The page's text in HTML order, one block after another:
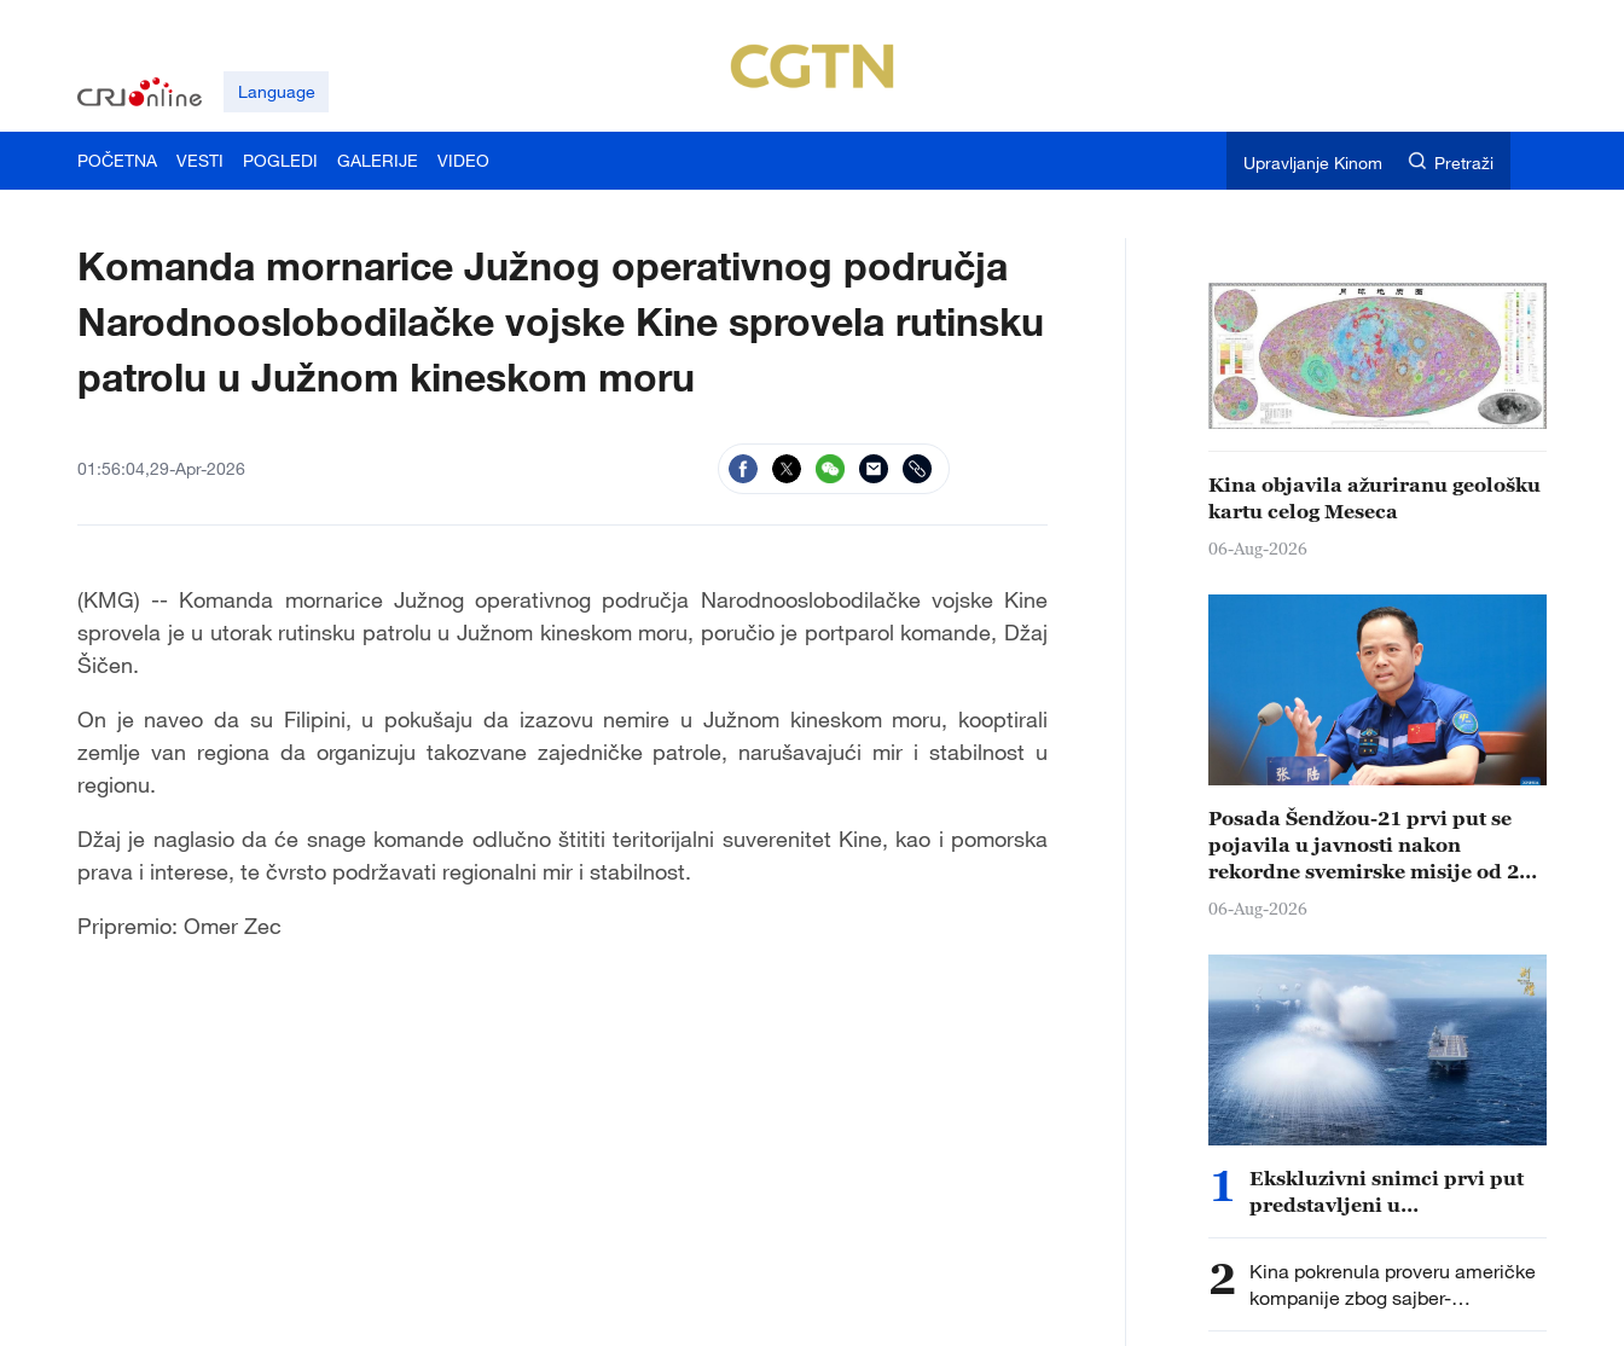
Language
POČETNA VESTI POGLEDI GALERIJE VIDEO Upravljanje Kinom Pretraži
Komanda mornarice Južnog operativnog područja
Narodnooslobodilačke vojske Kine sprovela rutinsku
patrolu u Južnom kineskom moru
01:56:04,29-Apr-2026
(KMG) -- Komanda mornarice Južnog operativnog područja Narodnooslobodilačke vojske Kine
sprovela je u utorak rutinsku patrolu u Južnom kineskom moru, poručio je portparol komande, Džaj
Šičen.
On je naveo da su Filipini, u pokušaju da izazovu nemire u Južnom kineskom moru, kooptirali
zemlje van regiona da organizuju takozvane zajedničke patrole, narušavajući mir i stabilnost u
regionu.
Džaj je naglasio da će snage komande odlučno štititi teritorijalni suverenitet Kine, kao i pomorska
prava i interese, te čvrsto podržavati regionalni mir i stabilnost.
Pripremio: Omer Zec
Kina objavila ažuriranu geološku
kartu celog Meseca
06-Aug-2026
Posada Šendžou-21 prvi put se
pojavila u javnosti nakon
rekordne svemirske misije od 210
dana
06-Aug-2026
1
Ekskluzivni snimci prvi put
predstavljeni u
2
Kina pokrenula proveru američke
kompanije zbog sajber-
bezbednosti